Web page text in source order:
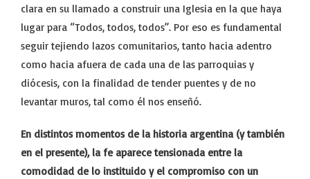
clara en su llamado a construir una Iglesia en la que haya
lugar para “Todos, todos, todos”. Por eso es fundamental
seguir tejiendo lazos comunitarios, tanto hacia adentro
como hacia afuera de cada una de las parroquias y
diócesis, con la finalidad de tender puentes y de no
levantar muros, tal como él nos enseñó.
En distintos momentos de la historia argentina (y también
en el presente), la fe aparece tensionada entre la
comodidad de lo instituido y el compromiso con un